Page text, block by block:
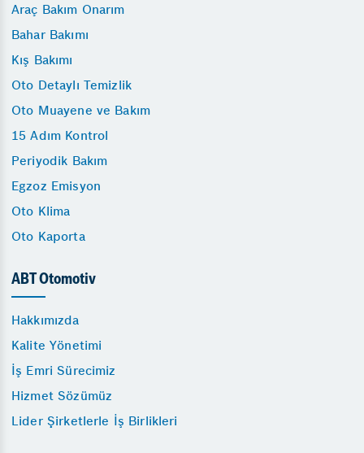
Araç Bakım Onarım
Bahar Bakımı
Kış Bakımı
Oto Detaylı Temizlik
Oto Muayene ve Bakım
15 Adım Kontrol
Periyodik Bakım
Egzoz Emisyon
Oto Klima
Oto Kaporta
ABT Otomotiv
Hakkımızda
Kalite Yönetimi
İş Emri Sürecimiz
Hizmet Sözümüz
Lider Şirketlerle İş Birlikleri